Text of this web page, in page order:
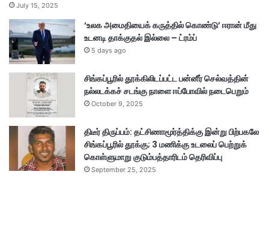
July 15, 2025
‘உலக அமைதியைக் கருத்தில் கொண்டு’ ஈரான் மீது
உடனடி தாக்குதல் இல்லை – ட்ரம்ப்
5 days ago
சிங்கப்பூரில் தூக்கிலிடப்பட்ட பன்னீர் செல்வத்தின்
நல்லடக்கச் சடங்கு நாளை ஈப்போவில் நடைபெறும்
October 9, 2025
திடீர் திருப்பம்: தட்சிணாமூர்த்திக்கு இன்று பிற்பகலே
சிங்கப்பூரில் தூக்கு; 3 மணிக்கு உடலைப் பெற்றுக்
கொள்ளுமாறு குடும்பத்தாரிடம் தெரிவிப்பு
September 25, 2025